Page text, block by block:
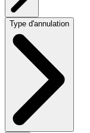
Type d'annulation